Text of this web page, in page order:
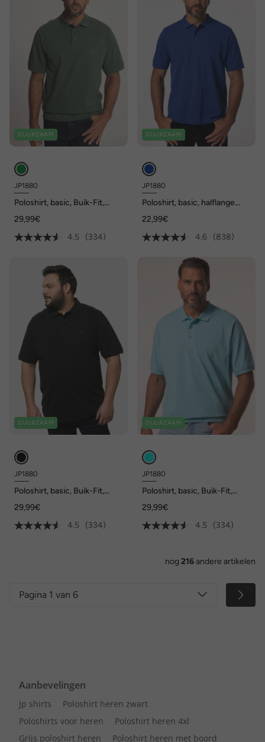
DUURZAAM
JP1880
Poloshirt, basic, Buik-Fit,
10XL
29,99€
4.5
(334)
DUURZAAM
JP1880
Poloshirt, basic, halflange
22,99€
4.6
(838)
DUURZAAM
JP1880
Poloshirt, basic, Buik-Fit,
10XL
29,99€
4.5
(334)
DUURZAAM
JP1880
Poloshirt, basic, Buik-Fit,
10XL
29,99€
4.5
(334)
nog 216andere artikelen
Pagina 1 van 6
Aanbevelingen
Jp shirts
Poloshirt heren zwart
Poloshirts voor heren
Poloshirt heren 4xl
Grijs poloshirt heren
Poloshirt heren met boord